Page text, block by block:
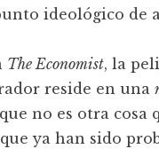
ideológico de
The Economist, la
reside en una
no es otra cosa
ya han sido